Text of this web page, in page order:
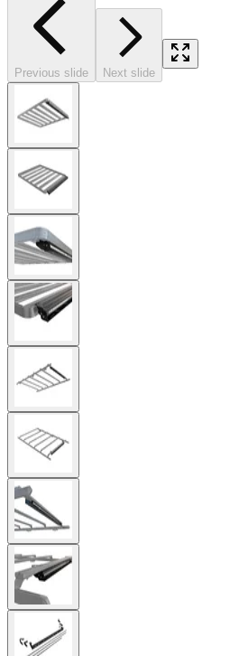
Previous slide Next slide